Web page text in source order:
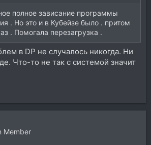
полное зависание программы
. Но это и в Кубейзе было . притом
. Помогала перезагрузка .
в DP не случалось никогда. Ни
Что-то не так с системой значит
Member